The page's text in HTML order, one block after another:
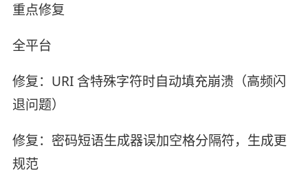
重点修复
全平台
修复：URI 含特殊字符时自动填充崩溃（高频闪
退问题）
修复：密码短语生成器误加空格分隔符，生成更
规范